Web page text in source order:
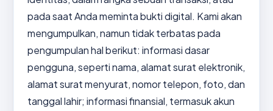
pada saat Anda meminta bukti digital. Kami akan
mengumpulkan, namun tidak terbatas pada
pengumpulan hal berikut: informasi dasar
pengguna, seperti nama, alamat surat elektronik,
alamat surat menyurat, nomor telepon, foto, dan
tanggal lahir; informasi finansial, termasuk akun